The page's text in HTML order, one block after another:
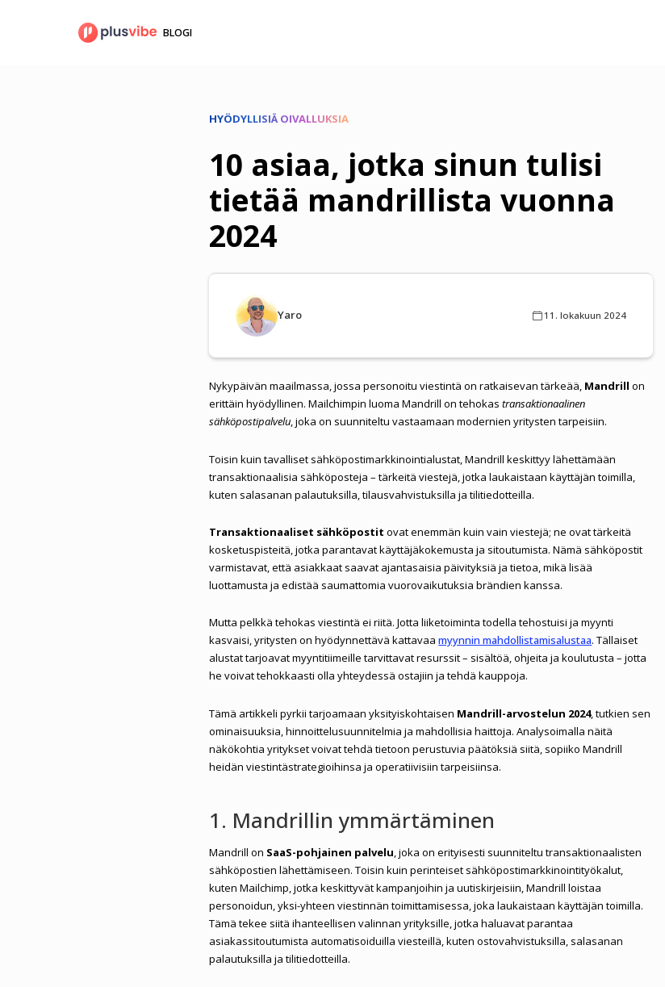
BLOGI
HYÖDYLLISIÄ OIVALLUKSIA
10 asiaa, jotka sinun tulisi
tietää mandrillista vuonna
2024
Yaro 11. lokakuun 2024
Nykypäivän maailmassa, jossa personoitu viestintä on ratkaisevan tärkeää, Mandrill on
erittäin hyödyllinen. Mailchimpin luoma Mandrill on tehokastransaktionaalinen
sähköpostipalvelu, joka on suunniteltu vastaamaan modernien yritysten tarpeisiin.
Toisin kuin tavalliset sähköpostimarkkinointialustat, Mandrill keskittyy lähettämään
transaktionaalisia sähköposteja – tärkeitä viestejä, jotka laukaistaan käyttäjän toimilla,
kuten salasanan palautuksilla, tilausvahvistuksilla ja tilitiedotteilla.
Transaktionaaliset sähköpostit ovat enemmän kuin vain viestejä; ne ovat tärkeitä
kosketuspisteitä, jotka parantavat käyttäjäkokemusta ja sitoutumista. Nämä sähköpostit
varmistavat, että asiakkaat saavat ajantasaisia päivityksiä ja tietoa, mikä lisää
luottamusta ja edistää saumattomia vuorovaikutuksia brändien kanssa.
Mutta pelkkä tehokas viestintä ei riitä. Jotta liiketoiminta todella tehostuisi ja myynti
kasvaisi, yritysten on hyödynnettävä kattavaamyynnin mahdollistamisalustaa. Tällaiset
alustat tarjoavat myyntitiimeille tarvittavat resurssit – sisältöä, ohjeita ja koulutusta – jotta
he voivat tehokkaasti olla yhteydessä ostajiin ja tehdä kauppoja.
Tämä artikkeli pyrkii tarjoamaan yksityiskohtaisen Mandrill-arvostelun 2024, tutkien sen
ominaisuuksia, hinnoittelusuunnitelmia ja mahdollisia haittoja. Analysoimalla näitä
näkökohtia yritykset voivat tehdä tietoon perustuvia päätöksiä siitä, sopiiko Mandrill
heidän viestintästrategioihinsa ja operatiivisiin tarpeisiinsa.
1. Mandrillin ymmärtäminen
Mandrill on SaaS-pohjainen palvelu , joka on erityisesti suunniteltu transaktionaalisten
sähköpostien lähettämiseen. Toisin kuin perinteiset sähköpostimarkkinointityökalut,
kuten Mailchimp, jotka keskittyvät kampanjoihin ja uutiskirjeisiin, Mandrill loistaa
personoidun, yksi-yhteen viestinnän toimittamisessa, joka laukaistaan käyttäjän toimilla.
Tämä tekee siitä ihanteellisen valinnan yrityksille, jotka haluavat parantaa
asiakassitoutumista automatisoiduilla viesteillä, kuten ostovahvistuksilla, salasanan
palautuksilla ja tilitiedotteilla.